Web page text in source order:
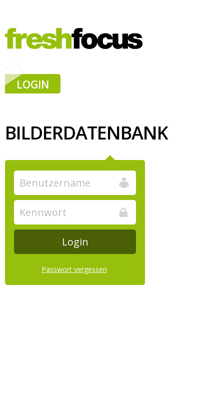
LOGIN
BILDERDATENBANK
Passwort vergessen